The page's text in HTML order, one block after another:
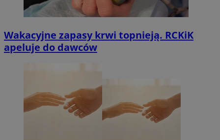
Wakacyjne zapasy krwi topnieją. RCKiK
apeluje do dawców